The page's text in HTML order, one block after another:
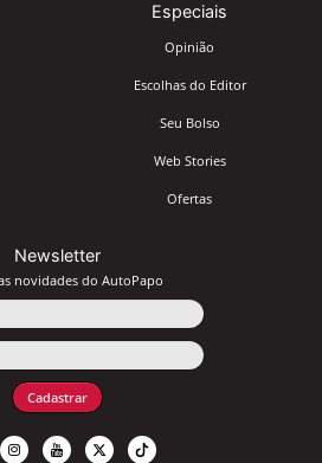
Especiais
Opinião
Escolhas do Editor
Seu Bolso
Web Stories
Ofertas
Newsletter
novidades do AutoPapo
Cadastrar